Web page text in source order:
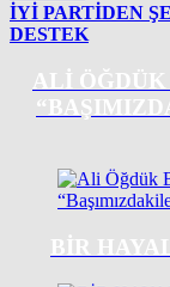
İYİ PARTİDEN
DESTEK
ALI
BİR